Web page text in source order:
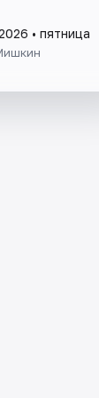
• пятница